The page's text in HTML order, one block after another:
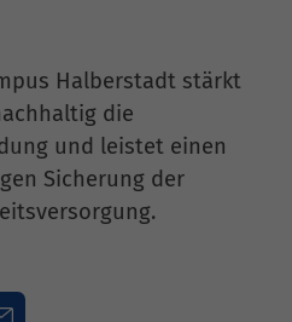
Halberstadt stärkt
die
und leistet einen
Sicherung der